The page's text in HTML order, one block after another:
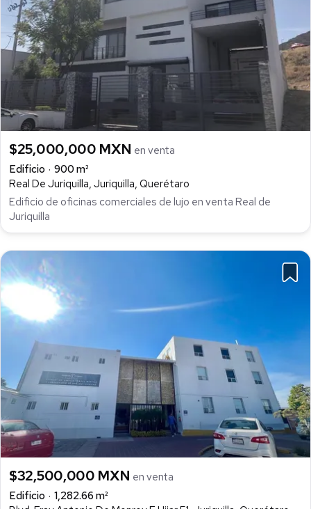
$25,000,000 MXN en venta
Edificio
900 m²
Real De Juriquilla, Juriquilla, Querétaro
Edificio de oficinas comerciales de lujo en venta Real de
Juriquilla
$32,500,000 MXN en venta
Edificio
1,282.66 m²